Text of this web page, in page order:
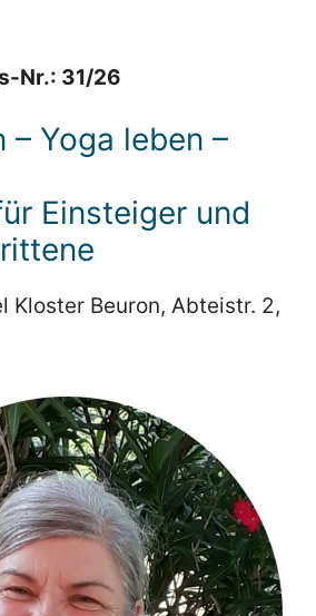
Nr.: 31/26
– Yoga leben –
Einsteiger und
Kloster Beuron, Abteistr. 2,